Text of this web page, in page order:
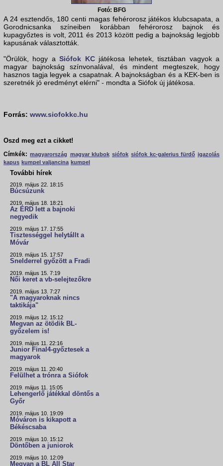
Fotó: BFG
A 24 esztendős, 180 centi magas fehérorosz játékos klubcsapata, a
Gorodnicsanka színeiben korábban fehérorosz bajnok és
kupagyőztes is volt, 2011 és 2013 között pedig a bajnokság legjobb
kapusának választották.
"Örülök, hogy aSiófok KCjátékosa lehetek, tisztában vagyok a
magyar bajnokság színvonalával, és mindent megteszek, hogy
hasznos tagja legyek a csapatnak. A bajnokságban és a KEK-ben is
szeretnék jó eredményt elérni" - mondta a Siófok új játékosa.
Forrás: www.siofokkc.hu
Oszd meg ezt a cikket!
Címkék: magyarország magyar klubok siófok siófok kc-galerius fürdő igazolás
kapus kumpel valjancina kumpel
További hírek
2019. május 22. 18:15
Búcsúzunk
2019. május 18. 18:21
Az ÉRD lett a bajnoki
negyedik
2019. május 17. 17:55
Tisztességgel helytállt a
Móvár
2019. május 15. 17:57
Snelderrel győzött a Fradi
2019. május 15. 7:19
Női keret a vb-selejtezőkre
2019. május 13. 7:27
"A magyaroknak nincs
taktikája"
2019. május 12. 15:12
Megvan az ötödik BL-
győzelem is!
2019. május 11. 22:16
Junior Final4-győztesek a
magyarok
2019. május 11. 20:40
Felülhet a trónra a Siófok
2019. május 11. 15:05
Lehengerlő játékkal döntős a
Győr
2019. május 10. 19:09
Móváron is kikapott a
Békéscsaba
2019. május 10. 15:12
Döntőben a juniorok
2019. május 10. 12:09
Megvan a BL All Star